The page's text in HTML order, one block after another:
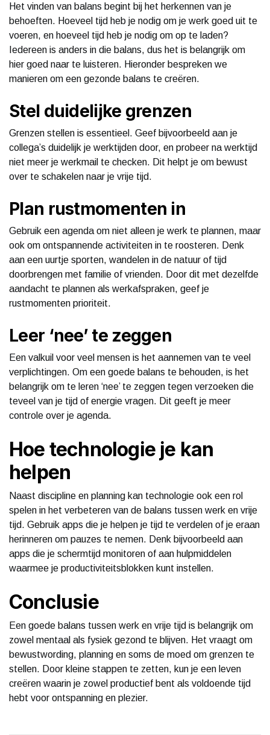
Het vinden van balans begint bij het herkennen van je
behoeften. Hoeveel tijd heb je nodig om je werk goed uit te
voeren, en hoeveel tijd heb je nodig om op te laden?
Iedereen is anders in die balans, dus het is belangrijk om
hier goed naar te luisteren. Hieronder bespreken we
manieren om een gezonde balans te creëren.
Stel duidelijke grenzen
Grenzen stellen is essentieel. Geef bijvoorbeeld aan je
collega’s duidelijk je werktijden door, en probeer na werktijd
niet meer je werkmail te checken. Dit helpt je om bewust
over te schakelen naar je vrije tijd.
Plan rustmomenten in
Gebruik een agenda om niet alleen je werk te plannen, maar
ook om ontspannende activiteiten in te roosteren. Denk
aan een uurtje sporten, wandelen in de natuur of tijd
doorbrengen met familie of vrienden. Door dit met dezelfde
aandacht te plannen als werkafspraken, geef je
rustmomenten prioriteit.
Leer ‘nee’ te zeggen
Een valkuil voor veel mensen is het aannemen van te veel
verplichtingen. Om een goede balans te behouden, is het
belangrijk om te leren ‘nee’ te zeggen tegen verzoeken die
teveel van je tijd of energie vragen. Dit geeft je meer
controle over je agenda.
Hoe technologie je kan
helpen
Naast discipline en planning kan technologie ook een rol
spelen in het verbeteren van de balans tussen werk en vrije
tijd. Gebruik apps die je helpen je tijd te verdelen of je eraan
herinneren om pauzes te nemen. Denk bijvoorbeeld aan
apps die je schermtijd monitoren of aan hulpmiddelen
waarmee je productiviteitsblokken kunt instellen.
Conclusie
Een goede balans tussen werk en vrije tijd is belangrijk om
zowel mentaal als fysiek gezond te blijven. Het vraagt om
bewustwording, planning en soms de moed om grenzen te
stellen. Door kleine stappen te zetten, kun je een leven
creëren waarin je zowel productief bent als voldoende tijd
hebt voor ontspanning en plezier.